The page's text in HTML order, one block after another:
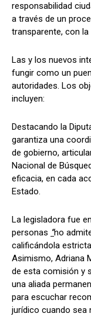
responsabilidad
a través de un
transparente, con
Las y los nuevos
fungir como un
autoridades. Los
incluyen:
Destacando la
garantiza una
de gobierno,
Nacional de
eficacia, en cada
Estado.
La legisladora fue
personas “no
calificándola
Asimismo, Adriana
de esta comisión y
una aliada
para escuchar
jurídico cuando sea